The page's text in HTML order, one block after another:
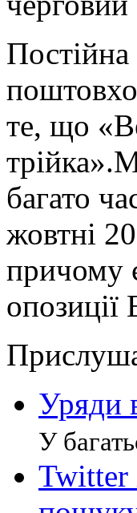
те, що
багато
жовтні
причому
опозиції
Уряди
У
Twitter